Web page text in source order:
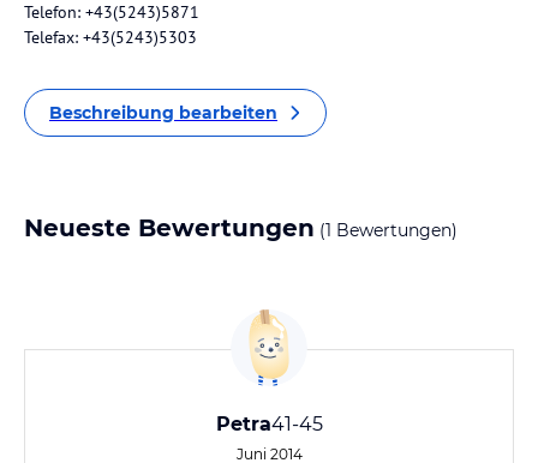
Telefon: +43(5243)5871
Telefax: +43(5243)5303
Beschreibung bearbeiten
Neueste Bewertungen (1 Bewertungen)
Petra41-45
Juni 2014